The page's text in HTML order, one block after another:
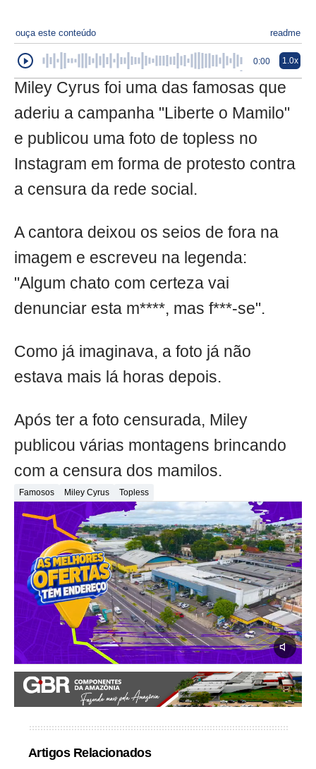
ouça este conteúdo readme
0:00 1.0x
Miley Cyrus foi uma das famosas que
aderiu a campanha "Liberte o Mamilo"
e publicou uma foto de topless no
Instagram em forma de protesto contra
a censura da rede social.
A cantora deixou os seios de fora na
imagem e escreveu na legenda:
"Algum chato com certeza vai
denunciar esta m****, mas f***-se".
Como já imaginava, a foto já não
estava mais lá horas depois.
Após ter a foto censurada, Miley
publicou várias montagens brincando
com a censura dos mamilos.
Famosos Miley Cyrus Topless
Artigos Relacionados